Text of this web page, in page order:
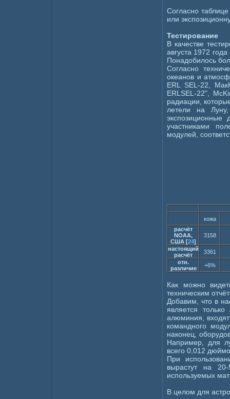
Согласно
или
Тестирование
В качестве
августа 1972 года
Понадобилось
Согласно
океанов и
ERL SEL-22,
ERLSEL-22",
радиации,
летели на
экспозиционные
участниками
модулей,
кожа
расчёт
NOAA,
США [24]
3158
настоящий
расчёт
3361
отн.
различие
+6%
Как можно
техническим
Добавим, что в
является
алюминия,
командного
наконец,
Например, для
всего 0,012
При
вырастут на
используемых
В целом для